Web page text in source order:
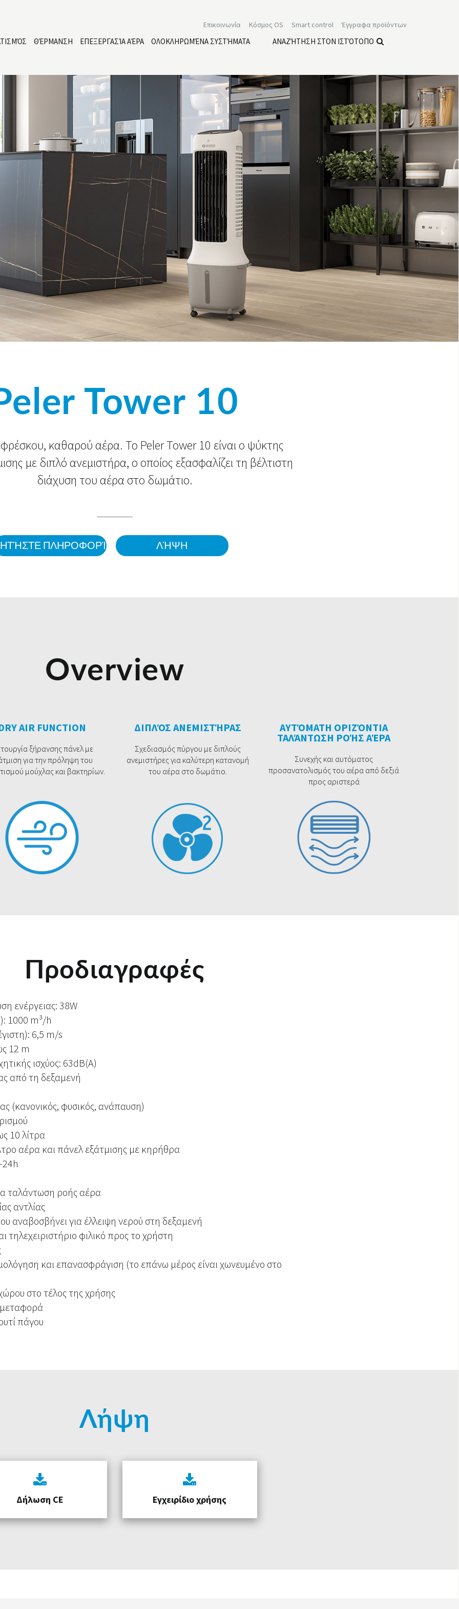
Έγγραφα προϊόντων
Smart control
Κόσμος OS
Επικοινωνία
ΘΈΡΜΑΝΣΗ ΕΠΕΞΕΡΓΑΣΊΑ ΑΈΡΑ ΟΛΟΚΛΗΡΩΜΈΝΑ ΣΥΣΤΉΜΑΤΑ
ΑΝΑΖΉΤΗΣΗ ΣΤΟΝ ΙΣΤΌΤΟΠΟ
Tower 10
καθαρού αέρα. Το Peler Tower 10 είναι ο ψύκτης
με διπλό ανεμιστήρα, ο οποίος εξασφαλίζει τη βέλτιστη
διάχυση του αέρα στο δωμάτιο.
ΠΛΗΡΟΦΟΡΊΕΣ ΛΉΨΗ
Overview
AIR FUNCTION
ξήρανσης πάνελ με
για την πρόληψη του
μούχλας και βακτηρίων.
ΔΙΠΛΌΣ ΑΝΕΜΙΣΤΉΡΑΣ
Σχεδιασμός πύργου με διπλούς
ανεμιστήρες για καλύτερη κατανομή
του αέρα στο δωμάτιο.
ΑΥΤΌΜΑΤΗ ΟΡΙΖΌΝΤΙΑ
ΤΑΛΆΝΤΩΣΗ ΡΟΉΣ ΑΈΡΑ
Συνεχής και αυτόματος
προσανατολισμός του αέρα από δεξιά
προς αριστερά
Προδιαγραφές
ενέργειας: 38W
1000 m³/h
6,5 m/s
12 m
ισχύος: 63dB(A)
από τη δεξαμενή
(κανονικός, φυσικός, ανάπαυση)
10 λίτρα
αέρα και πάνελ εξάτμισης με κηρήθρα
24h
ταλάντωση ροής αέρα
αντλίας
αναβοσβήνει για έλλειψη νερού στη δεξαμενή
τηλεχειριστήριο φιλικό προς το χρήστη
και επανασφράγιση (το επάνω μέρος είναι χωνευμένο στο
στο τέλος της χρήσης
μεταφορά
πάγου
Λήψη
Δήλωση CE Εγχειρίδιο χρήσης